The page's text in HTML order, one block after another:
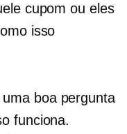
cupom ou eles
isso
boa pergunta
funciona.